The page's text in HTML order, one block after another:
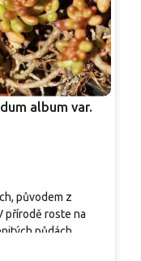
album var.
původem z
přírodě roste na
půdách.
a vytvářejí